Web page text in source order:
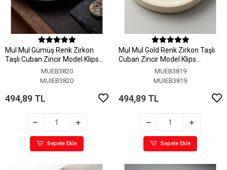
MuI MuI Gümüş Renk Zirkon
Taşlı Cuban Zincir Model Klips
Kapamalı Erkek Bileklik
MUEB3820
MUIEB3820
494,89 TL
Sepete Ekle
MuI MuI Gold Renk Zirkon Taşlı
Cuban Zincir Model Klips
Kapamalı Erkek Bileklik
MUEB3819
MUIEB3819
494,89 TL
Sepete Ekle